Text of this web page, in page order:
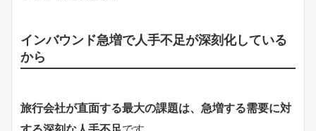
インバウンド急増で人手不足が深刻化している
から
旅行会社が直面する最大の課題は、急増する需要に対